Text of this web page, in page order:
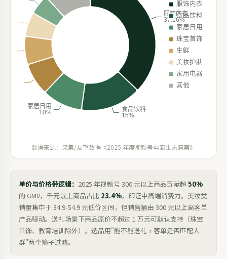
数据来源：果集/友望数据《2025 年度视频号电商生态洞察》
单价与价格带逻辑： 2025 年视频号 300 元以上商品贡献超50%
的 GMV，千元以上商品占比 23.4%，印证中高端消费力。美妆类
销量集中于 34.9-54.9 元低价区间，但销售额由 300 元以上高客单
产品驱动。送礼场景下商品原价不超过 1 万元可默认支持（珠宝
首饰、教育培训除外）。选品用"能不能送礼 + 客单是否匹配人
群"两个筛子过滤。